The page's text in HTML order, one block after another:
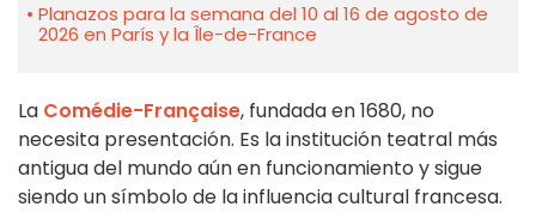
Planazos para la semana del 10 al 16 de agosto de
2026 en París y la Île-de-France
La Comédie-Française, fundada en 1680, no
necesita presentación. Es la institución teatral más
antigua del mundo aún en funcionamiento y sigue
siendo un símbolo de la influencia cultural francesa.